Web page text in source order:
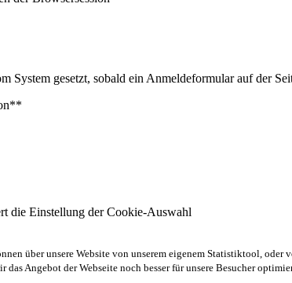
System gesetzt, sobald ein Anmeldeformular auf der
die Einstellung der Cookie-Auswahl
über unsere Website von unserem eigenem Statistiktool, oder
das Angebot der Webseite noch besser für unsere Besucher